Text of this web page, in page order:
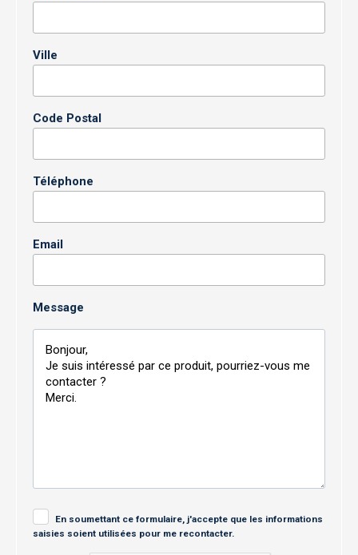
Ville
Code Postal
Téléphone
Email
Message
En soumettant ce formulaire, j'accepte que les informations
saisies soient utilisées pour me recontacter.